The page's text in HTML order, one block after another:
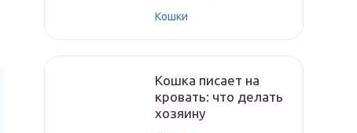
Кошки
Кошка писает на
кровать: что делать
хозяину